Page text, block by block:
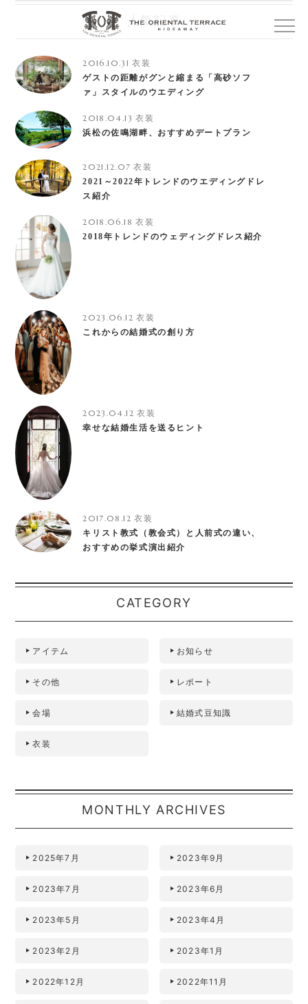
人気記事
2016.10.31 衣装
ゲストの距離がグンと縮まる「高砂ソフ
ァ」スタイルのウエディング
2018.04.13 衣装
浜松の佐鳴湖畔、おすすめデートプラン
2021.12.07 衣装
2021～2022年トレンドのウエディングドレ
ス紹介
2018.06.18 衣装
2018年トレンドのウェディングドレス紹介
2023.06.12 衣装
これからの結婚式の創り方
2023.04.12 衣装
幸せな結婚生活を送るヒント
2017.08.12 衣装
キリスト教式（教会式）と人前式の違い、
おすすめの挙式演出紹介
CATEGORY
アイテム お知らせ
その他 レポート
会場 結婚式豆知識
衣装
MONTHLY ARCHIVES
2025年7月 2023年9月
2023年7月 2023年6月
2023年5月 2023年4月
2023年2月 2023年1月
2022年12月 2022年11月